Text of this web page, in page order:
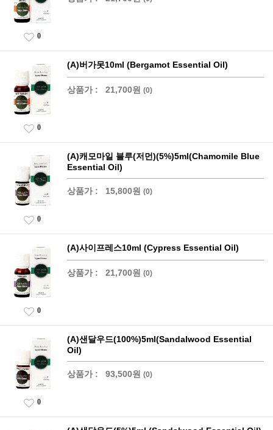
0
(A)버가못10ml (Bergamot Essential Oil)
상품가 : 21,700원 (0)
0
(A)캐모마일 블루(저먼)(5%)5ml(Chamomile Blue
Essential Oil)
상품가 : 15,800원 (0)
0
(A)사이프레스10ml (Cypress Essential Oil)
상품가 : 21,700원 (0)
0
(A)샌달우드(100%)5ml(Sandalwood Essential
Oil)
상품가 : 93,500원 (0)
0